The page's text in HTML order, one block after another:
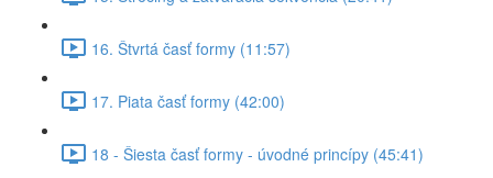
16. Štvrtá časť formy (11:57)
17. Piata časť formy (42:00)
18 - Šiesta časť formy - úvodné princípy (45:41)